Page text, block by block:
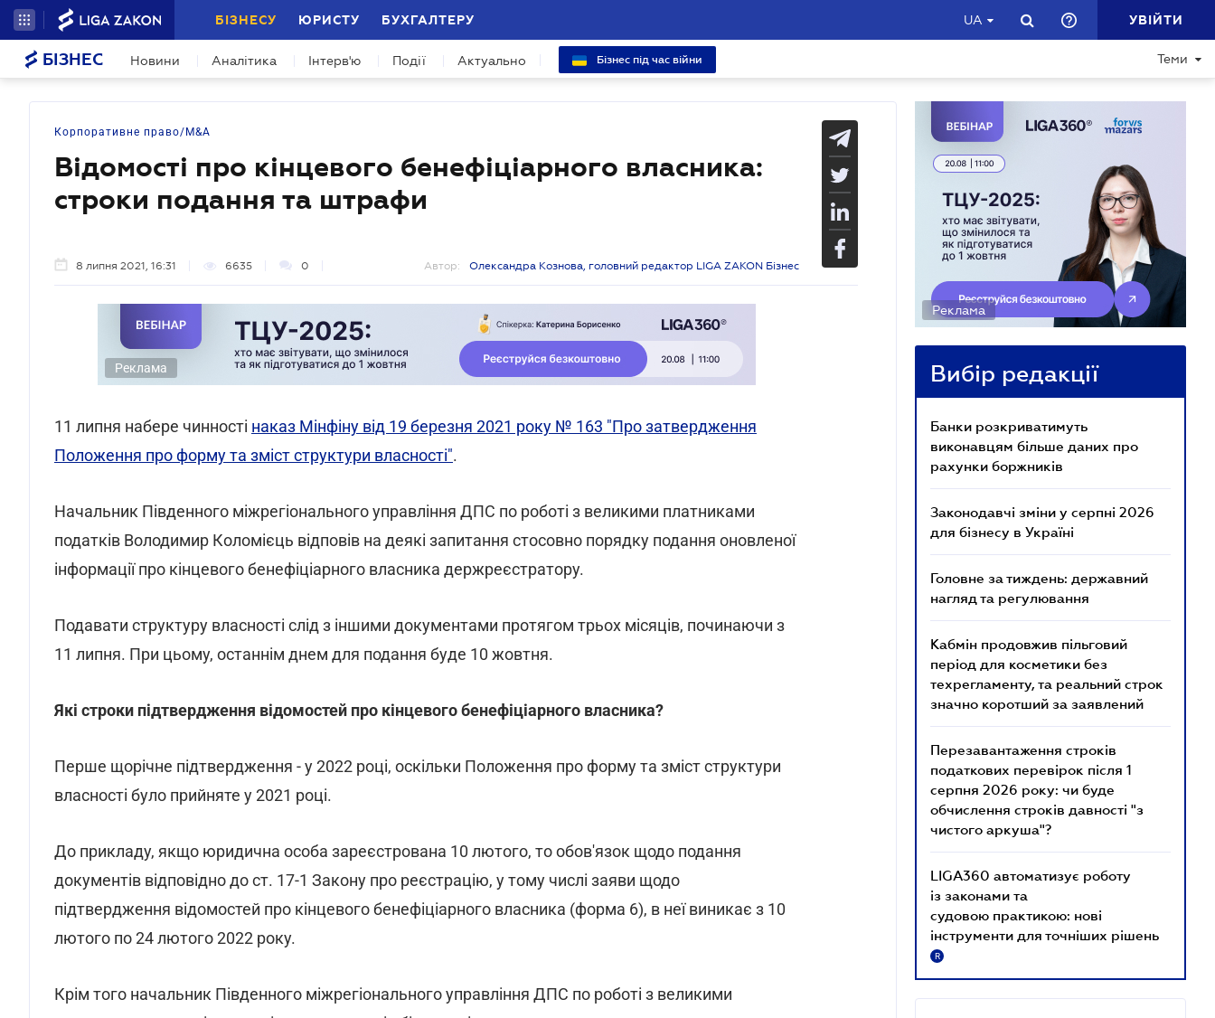
БІЗНЕСУ ЮРИСТУ БУХГАЛТЕРУ UA УВІЙТИ
БІЗНЕС Новини Аналітика Інтерв'ю Події Актуально Бізнес під час війни Теми
Корпоративне право/M&A
Відомості про кінцевого бенефіціарного власника:
строки подання та штрафи
8 липня 2021, 16:31 6635 0 Автор: Олександра Кознова, головний редактор LIGA ZAKON Бізнес
Реклама
11 липня набере чинності наказ Мінфіну від 19 березня 2021 року № 163 "Про затвердження
Положення про форму та зміст структури власності".
Начальник Південного міжрегіонального управління ДПС по роботі з великими платниками
податків Володимир Коломієць відповів на деякі запитання стосовно порядку подання оновленої
інформації про кінцевого бенефіціарного власника держреєстратору.
Подавати структуру власності слід з іншими документами протягом трьох місяців, починаючи з
11 липня. При цьому, останнім днем для подання буде 10 жовтня.
Які строки підтвердження відомостей про кінцевого бенефіціарного власника?
Перше щорічне підтвердження - у 2022 році, оскільки Положення про форму та зміст структури
власності було прийняте у 2021 році.
До прикладу, якщо юридична особа зареєстрована 10 лютого, то обов'язок щодо подання
документів відповідно до ст. 17-1 Закону про реєстрацію, у тому числі заяви щодо
підтвердження відомостей про кінцевого бенефіціарного власника (форма 6), в неї виникає з 10
лютого по 24 лютого 2022 року.
Крім того начальник Південного міжрегіонального управління ДПС по роботі з великими
Реклама
Вибір редакції
Банки розкриватимуть
виконавцям більше даних про
рахунки боржників
Законодавчі зміни у серпні 2026
для бізнесу в Україні
Головне за тиждень: державний
нагляд та регулювання
Кабмін продовжив пільговий
період для косметики без
техрегламенту, та реальний строк
значно коротший за заявлений
Перезавантаження строків
податкових перевірок після 1
серпня 2026 року: чи буде
обчислення строків давності "з
чистого аркуша"?
LIGA360 автоматизує роботу
із законами та
судовою практикою: нові
інструменти для точніших рішень
R